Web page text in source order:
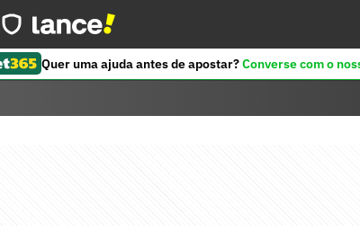
Quer uma ajuda antes de apostar?Converse com o